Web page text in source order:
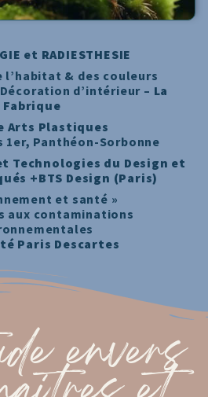
et RADIESTHESIE
l’habitat & des couleurs
d’intérieur – La
Fabrique
Arts Plastiques
1er, Panthéon-Sorbonne
Technologies du Design et
+BTS Design (Paris)
et santé »
aux contaminations
Paris Descartes
envers